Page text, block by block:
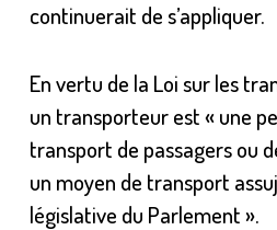
continuerait de s’appliquer.
En vertu de la Loi sur les
un transporteur est « une
transport de passagers ou
un moyen de transport
législative du Parlement ».